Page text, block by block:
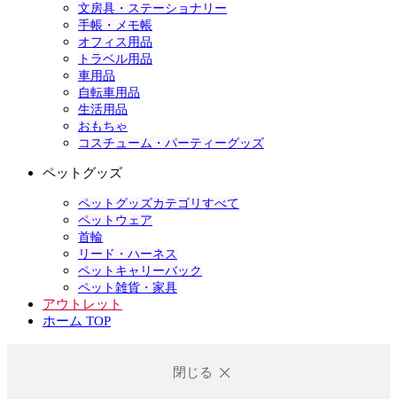
文房具・ステーショナリー
手帳・メモ帳
オフィス用品
トラベル用品
車用品
自転車用品
生活用品
おもちゃ
コスチューム・パーティーグッズ
ペットグッズ
ペットグッズカテゴリすべて
ペットウェア
首輪
リード・ハーネス
ペットキャリーバック
ペット雑貨・家具
アウトレット
ホーム TOP
閉じる